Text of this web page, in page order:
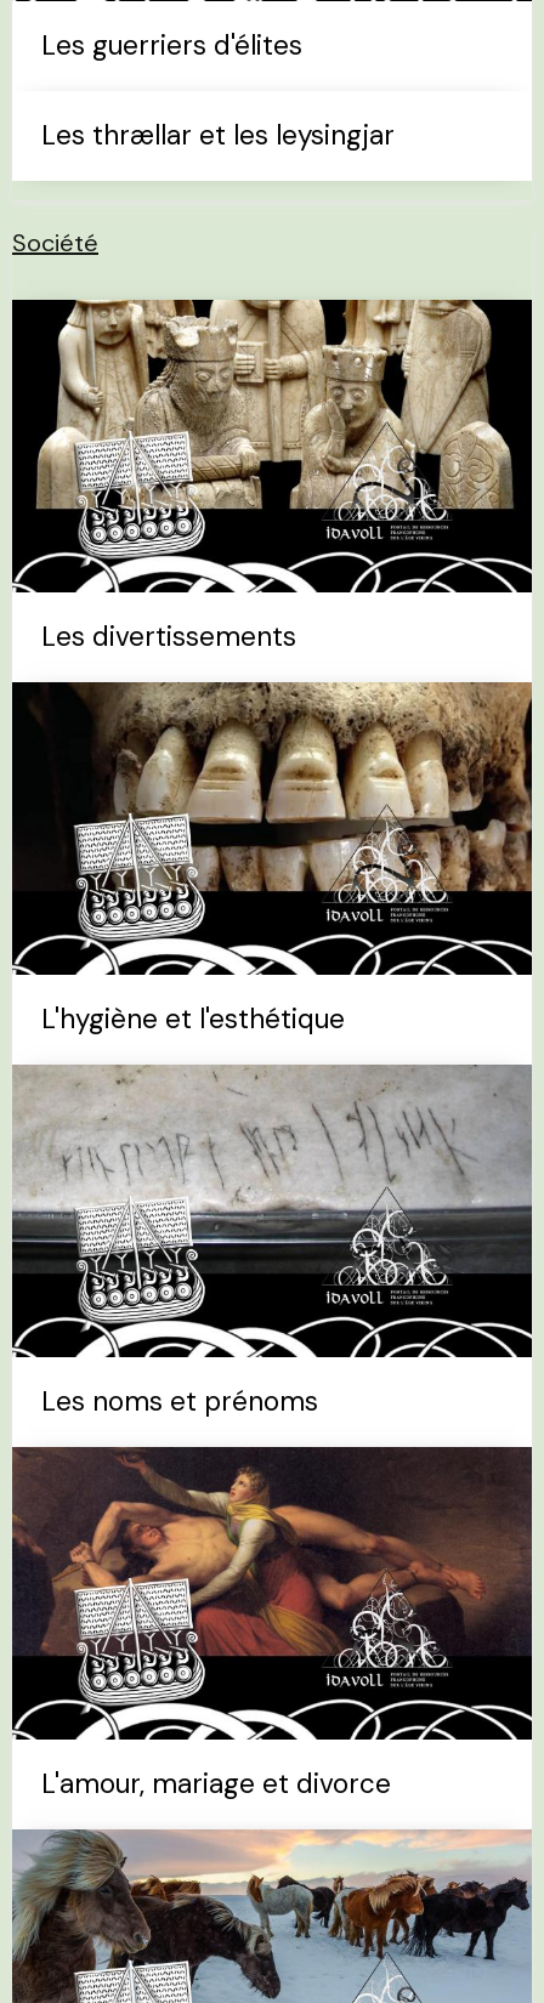
Les guerriers d'élites
Les thrællar et les leysingjar
Société
Les divertissements
L'hygiène et l'esthétique
Les noms et prénoms
L'amour, mariage et divorce